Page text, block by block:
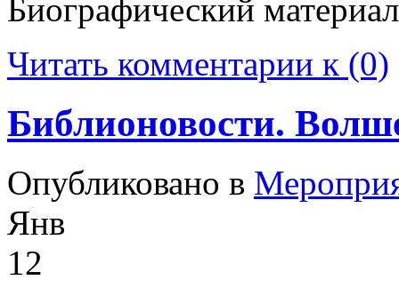
Биографический
Читать комментарии к (0)
Библионовости.
Опубликовано в
Янв
12